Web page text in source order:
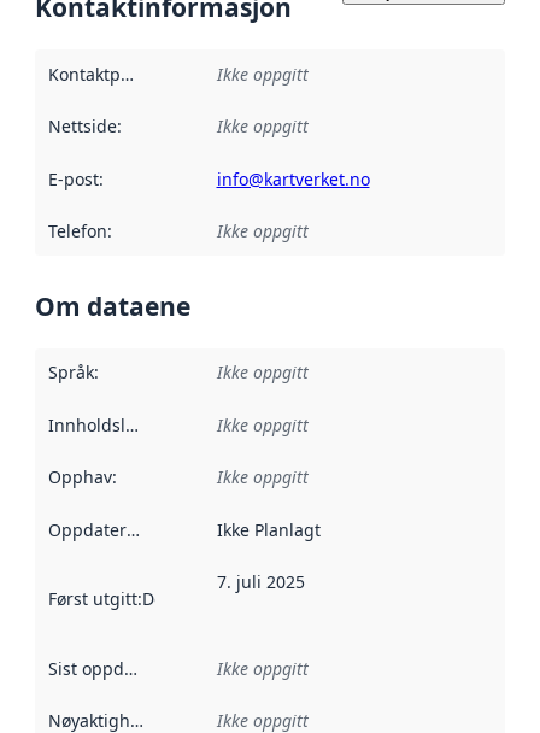
Kontaktinformasjon
Kontaktpunkt Ikke oppgitt
Nettside: Ikke oppgitt
E-post: info@kartverket.no
Telefon: Ikke oppgitt
Om dataene
Språk: Ikke oppgitt
Innholdsleverandører :
Ikke oppgitt
Opphav: Ikke oppgitt
Oppdateringsfrekvens :
Ikke Planlagt
Først utgitt:Denne datoen sier når dataene i dette
7. juli 2025
Sist oppdatert Ikke oppgitt
Nøyaktighet Ikke oppgitt